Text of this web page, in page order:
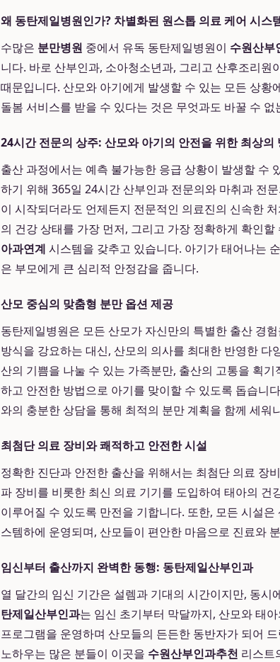
왜 동탄제일병원인가? 차별화된 원스톱 의료 케어 시스
수많은 분만병원 중에서 유독 동탄제일병원이 수원산부
니다. 바로 산부인과, 소아청소년과, 그리고 산후조리
때문입니다. 산모와 아기에게 발생할 수 있는 모든 상
돌봄 서비스를 받을 수 있다는 것은 무엇과도 바꿀 수 없
24시간 전문의 상주: 산모와 아기의 안전을 위한 최상의
출산 과정에서는 예측 불가능한 응급 상황이 발생할 수
하기 위해 365일 24시간 산부인과 전문의와 마취과 전
이 시작되더라도 언제든지 전문적인 의료진의 신속한
의 건강 상태를 가장 먼저, 그리고 가장 정확하게 확인
아과연계 시스템을 갖추고 있습니다. 아기가 태어나는
은 부모에게 큰 심리적 안정감을 줍니다.
산모 중심의 맞춤형 분만 옵션 제공
동탄제일병원은 모든 산모가 자신만의 특별한 출산 경
방식을 강요하는 대신, 산모의 의사를 최대한 반영한
산의 기쁨을 나눌 수 있는 가족분만, 출산의 고통을 획
하고 안전한 방법으로 아기를 맞이할 수 있도록 돕습니
와의 충분한 상담을 통해 최적의 분만 계획을 함께 세워
최첨단 의료 장비와 쾌적하고 안전한 시설
정확한 진단과 안전한 출산을 위해서는 최첨단 의료 장
파 장비를 비롯한 최신 의료 기기를 도입하여 태아의
이루어질 수 있도록 만전을 기합니다. 또한, 모든 시설
스템하에 운영되며, 산모들이 편안한 마음으로 진료와
임신부터 출산까지 완벽한 동행: 동탄제일산부인과
열 달간의 임신 기간은 설렘과 기대의 시간이지만, 동
탄제일산부인과는 임신 초기부터 막달까지, 산모와 태
프로그램을 운영하며 산모들의 든든한 동반자가 되어
노하우는 많은 분들이 이곳을 수원산부인과추천 리스트